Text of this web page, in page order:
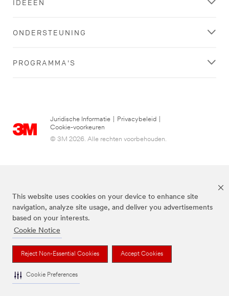
This website uses cookies on your device to enhance site
navigation, analyze site usage, and deliver you advertisements
based on your interests.
Cookie Notice
Reject Non-Essential Cookies Accept Cookies
Cookie Preferences
IDEEËN
ONDERSTEUNING
PROGRAMMA'S
Juridische Informatie Privacybeleid
Cookie-voorkeuren
© 3M 2026. Alle rechten voorbehouden.
3M, Post-it® en de kleur Canary Yellow™ zijn handelsmerken van 3M.